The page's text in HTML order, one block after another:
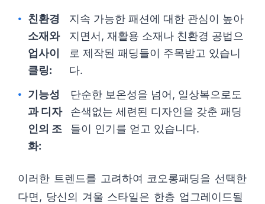
친환경
소재와
업사이
클링:
지속 가능한 패션에 대한 관심이 높아
지면서, 재활용 소재나 친환경 공법으
로 제작된 패딩들이 주목받고 있습니
다.
기능성
과 디자
인의 조
화:
단순한 보온성을 넘어, 일상복으로도
손색없는 세련된 디자인을 갖춘 패딩
들이 인기를 얻고 있습니다.
이러한 트렌드를 고려하여 코오롱패딩을 선택한
다면, 당신의 겨울 스타일은 한층 업그레이드될